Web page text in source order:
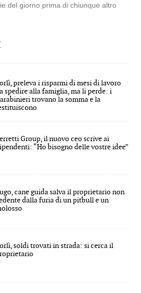
del giorno prima di chiunque altro
preleva i risparmi di mesi di lavoro
spedire alla famiglia, ma li perde: i
trovano la somma e la
Group, il nuovo ceo scrive ai
“Ho bisogno delle vostre idee”
cane guida salva il proprietario non
dalla furia di un pitbull e un
soldi trovati in strada: si cerca il